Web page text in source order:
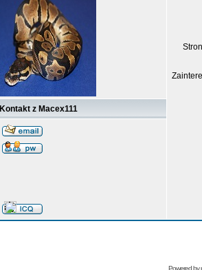
Kontakt z Macex111
Powered by